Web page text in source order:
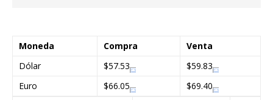
Moneda Compra
Venta
Dólar
$57.53
$59.83
Euro
$66.05
$69.40